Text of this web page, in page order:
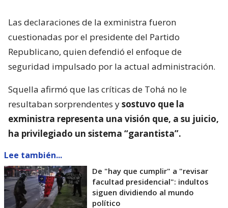
Las declaraciones de la exministra fueron
cuestionadas por el presidente del Partido
Republicano, quien defendió el enfoque de
seguridad impulsado por la actual administración.
Squella afirmó que las críticas de Tohá no le
resultaban sorprendentes ysostuvo que la
exministra representa una visión que, a su juicio,
ha privilegiado un sistema “garantista”.
Lee también...
De "hay que cumplir" a "revisar
facultad presidencial": indultos
siguen dividiendo al mundo
político